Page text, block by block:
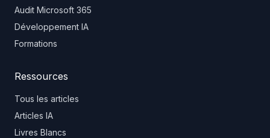
Audit Microsoft 365
Développement IA
Formations
Ressources
Tous les articles
Articles IA
Livres Blancs